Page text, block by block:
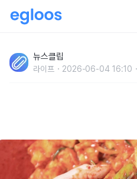
고 있는 깍두기 vs 총각김치
뉴스클립
라이프 2026-06-04 16:10